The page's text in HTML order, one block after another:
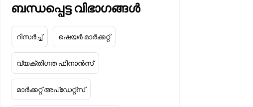
ബന്ധപ്പെട്ട വിഭാഗങ്ങൾ
റിസർച്ച് ഷെയർ മാർക്കറ്റ്
വ്യക്തിഗത ഫിനാൻസ്
മാർക്കറ്റ് അപ്‌ഡേറ്റ്സ്